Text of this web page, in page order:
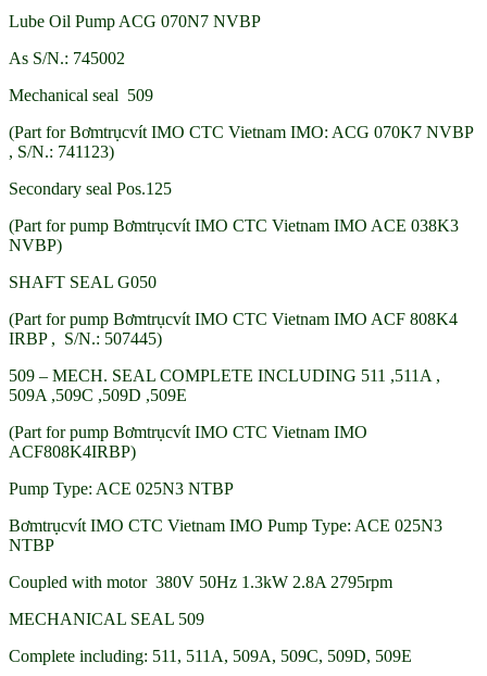
Lube Oil Pump ACG 070N7 NVBP
As S/N.: 745002
Mechanical seal 509
(Part for Bơmtrụcvít IMO CTC Vietnam IMO: ACG 070K7 NVBP
, S/N.: 741123)
Secondary seal Pos.125
(Part for pump Bơmtrụcvít IMO CTC Vietnam IMO ACE 038K3
NVBP)
SHAFT SEAL G050
(Part for pump Bơmtrụcvít IMO CTC Vietnam IMO ACF 808K4
IRBP , S/N.: 507445)
509 – MECH. SEAL COMPLETE INCLUDING 511 ,511A ,
509A ,509C ,509D ,509E
(Part for pump Bơmtrụcvít IMO CTC Vietnam IMO
ACF808K4IRBP)
Pump Type: ACE 025N3 NTBP
Bơmtrụcvít IMO CTC Vietnam IMO Pump Type: ACE 025N3
NTBP
Coupled with motor 380V 50Hz 1.3kW 2.8A 2795rpm
MECHANICAL SEAL 509
Complete including: 511, 511A, 509A, 509C, 509D, 509E